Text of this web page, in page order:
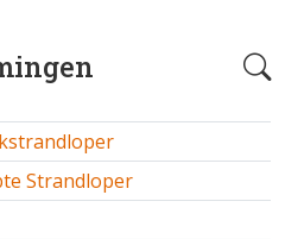
Strandloper